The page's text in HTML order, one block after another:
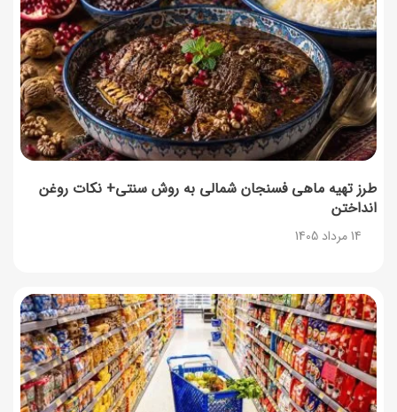
طرز تهیه ماهی فسنجان شمالی به روش سنتی+ نکات روغن
انداختن
14 مرداد 1405
14 مرداد 1405
طرز تهیه پش ملبا (پیچ ملبا)؛ دسر کلاسیک هلو و بستنی
13 مرداد 1405
طرز تهیه حلوای بحرینی؛ دسر سنتی خاورمیانه‌ای
13 مرداد 1405
همه‌چیز درباره خواص چای سبز، میزان مصرف و عوارض آن
12 مرداد 1405
طرز تهیه مافین آلبالو با بافت نرم و اسفنجی
12 مرداد 1405